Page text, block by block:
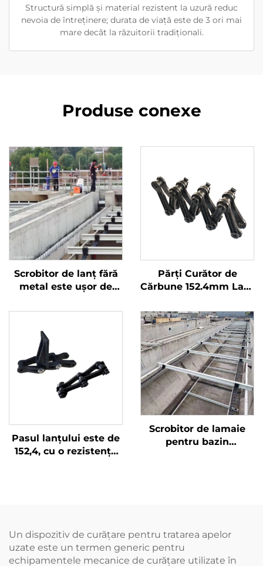
Structură simplă și material rezistent la uzură reduc
nevoia de întreținere; durata de viață este de 3 ori mai
mare decât la răzuitorii tradiționali.
Produse conexe
Scrobitor de lanț fără
metal este ușor de
utilă lungă
Părți Curător de
Cărbune 152.4mm Lanț
Pasul lanțului este de
152,4, cu o rezistență
mare de 3 T
Scrobitor de lamaie
pentru bazin
Un dispozitiv de curățare pentru tratarea apelor
uzate este un termen generic pentru
echipamentele mecanice de curățare utilizate în